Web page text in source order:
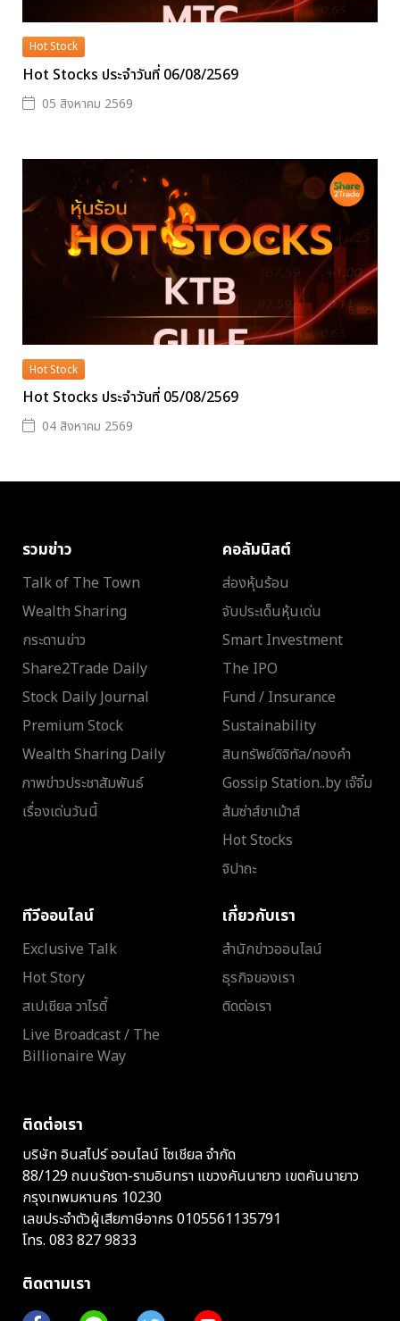
Hot Stock
Hot Stocks ประจำวันที่ 06/08/2569
05 สิงหาคม 2569
Hot Stock
Hot Stocks ประจำวันที่ 05/08/2569
04 สิงหาคม 2569
รวมข่าว
Talk of The Town
Wealth Sharing
กระดานข่าว
Share2Trade Daily
Stock Daily Journal
Premium Stock
Wealth Sharing Daily
ภาพข่าวประชาสัมพันธ์
เรื่องเด่นวันนี้
คอลัมนิสต์
ส่องหุ้นร้อน
จับประเด็นหุ้นเด่น
Smart Investment
The IPO
Fund / Insurance
Sustainability
สินทรัพย์ดิจิทัล/ทองคำ
Gossip Station..by เจ๊จิ๋ม
ส้มซ่าส์ขาเม้าส์
Hot Stocks
จิปาถะ
ทีวีออนไลน์
Exclusive Talk
Hot Story
สเปเชียล วาไรตี้
Live Broadcast / The
Billionaire Way
เกี่ยวกับเรา
สำนักข่าวออนไลน์
ธุรกิจของเรา
ติดต่อเรา
ติดต่อเรา
บริษัท อินสไปร์ ออนไลน์ โซเชียล จำกัด
88/129 ถนนรัชดา-รามอินทรา แขวงคันนายาว เขตคันนายาว
กรุงเทพมหานคร 10230
เลขประจำตัวผู้เสียภาษีอากร 0105561135791
โทร. 083 827 9833
ติดตามเรา